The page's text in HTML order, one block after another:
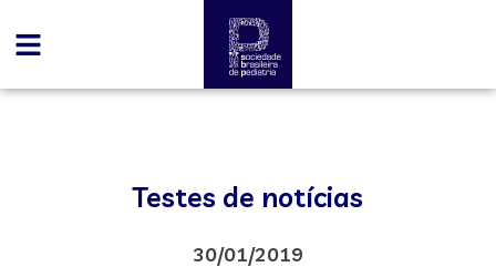
Testes de notícias
30/01/2019